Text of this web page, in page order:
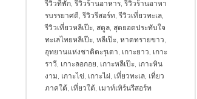
รีวิวที่พัก,รีวิวร้านอาหาร,รีวิวร้านอาหา
รบรรยาศดี,รีวิวรีสอร์ท,รีวิวเที่ยวทะเล,
รีวิวเที่ยวหลีเป๊ะ, สตูล, สุดยอดประทับใจ
ทะเลไทยหลีเป๊ะ, หลีเป๊ะ, หาดทรายขาว,
อุทยานแห่งชาติตะรุเตา, เกาะยาว, เกาะ
ราวี, เกาะลอกอย, เกาะหลีเป๊ะ, เกาะหิน
งาม, เกาะไข่, เกาะไผ่, เที่ยวทะเล, เที่ยว
ภาคใต้, เที่ยวใต้, เมาท์เทิร์นรีสอร์ท